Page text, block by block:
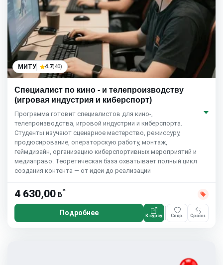
МИТУ 4.7(40)
Специалист по кино - и телепроизводству
(игровая индустрия и киберспорт)
Программа готовит специалистов для кино-,
телепроизводства, игровой индустрии и киберспорта.
Студенты изучают сценарное мастерство, режиссуру,
продюсирование, операторскую работу, монтаж,
геймдизайн, организацию киберспортивных мероприятий и
медиаправо. Теоретическая база охватывает полный цикл
создания контента — от идеи до реализации
4 630,00 ƃ*
Подробнее К курсу Сохр. Сравн.